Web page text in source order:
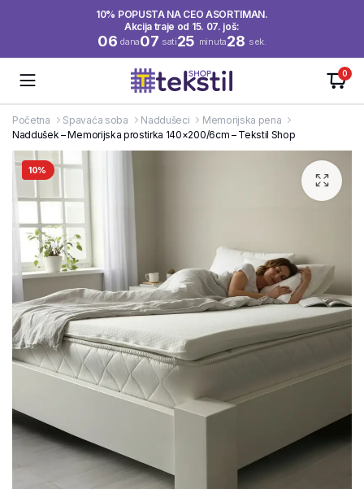
10% POPUSTA NA CEO ASORTIMAN.
Akcija traje od 15. 07. još:
06 dana07 sati25 minuta28 sek.
0
Početna Spavaća soba Naddušeci
Memorijska pena
Naddušek – Memorijska prostirka 140×200/6cm – Tekstil Shop
10%